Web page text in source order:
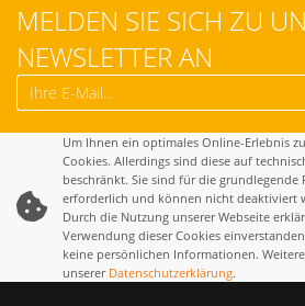
MELDEN SIE SICH ZU
NEWSLETTER AN
Um Ihnen ein optimales Online-Erlebnis
Cookies. Allerdings sind diese auf
beschränkt. Sie sind für die
erforderlich und können nicht deaktiviert
Durch die Nutzung unserer Webseite
Verwendung dieser Cookies
keine persönlichen Informationen.
unserer Datenschutzerklärung.